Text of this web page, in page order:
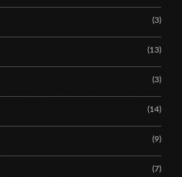
(3)
(13)
(3)
(14)
(9)
(7)